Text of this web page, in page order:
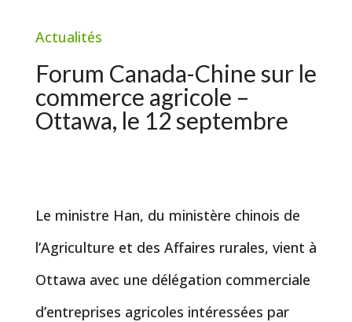
Actualités
Forum Canada-Chine sur le
commerce agricole –
Ottawa, le 12 septembre
Le ministre Han, du ministère chinois de
l’Agriculture et des Affaires rurales, vient à
Ottawa avec une délégation commerciale
d’entreprises agricoles intéressées par